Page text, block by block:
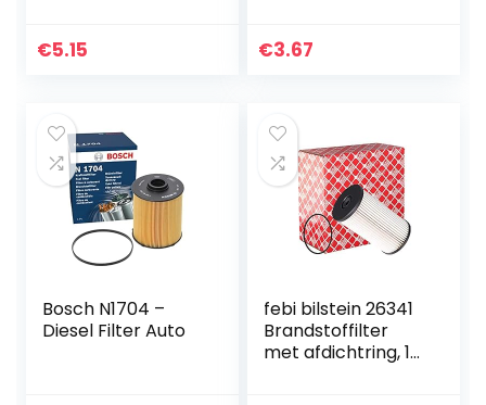
€5.15 €3.67
Bosch N1704 –
Diesel Filter Auto
febi bilstein 26341
Brandstoffilter
met afdichtring, 1